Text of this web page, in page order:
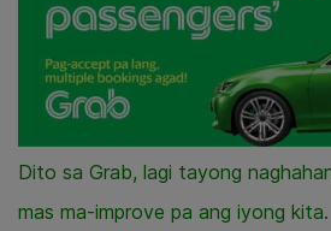
Dito sa Grab, lagi tayong
mas ma-improve pa ang iyong kita.